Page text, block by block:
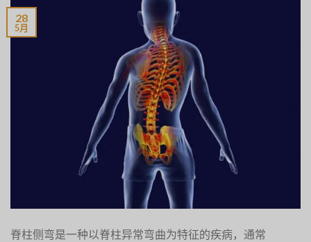
28
5月
脊柱侧弯是一种以脊柱异常弯曲为特征的疾病，通常